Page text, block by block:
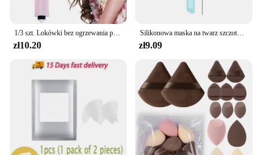
1/3 szt. Lokówki bez ogrzewania piękno kobiety produkty kręconych lokówka do włosów gumowa lokówka sen narzędzia fryzjerskie włosy wałki piankowe ins
zł10.20
Silikonowa maska na twarz szczotka narzędzie do pielęgnacji skóry twarzy miękkogłowy DIY błota dostosowująca pędzel nachylony ogon nakładają przybory kosmetyczne na twarz
zł9.09